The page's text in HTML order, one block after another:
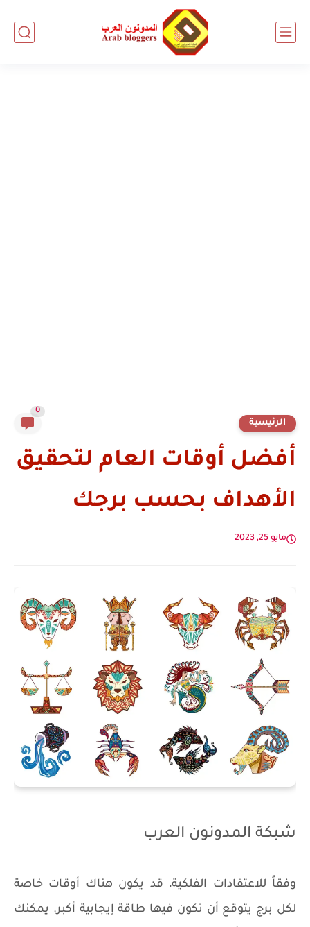
الرئيسية
0
أفضل أوقات العام لتحقيق
الأهداف بحسب برجك
مايو 25, 2023
شبكة المدونون العرب
وفقاً للاعتقادات الفلكية، قد يكون هناك أوقات خاصة
لكل برج يتوقع أن تكون فيها طاقة إيجابية أكبر. يمكنك